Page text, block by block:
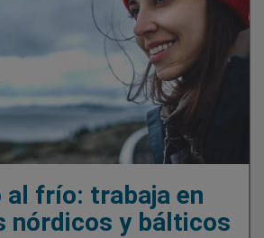
al frío: trabaja en
nórdicos y bálticos